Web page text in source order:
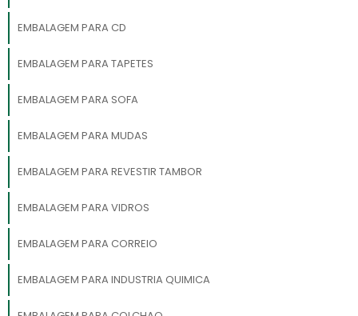
EMBALAGEM PARA CD
EMBALAGEM PARA TAPETES
EMBALAGEM PARA SOFA
EMBALAGEM PARA MUDAS
EMBALAGEM PARA REVESTIR TAMBOR
EMBALAGEM PARA VIDROS
EMBALAGEM PARA CORREIO
EMBALAGEM PARA INDUSTRIA QUIMICA